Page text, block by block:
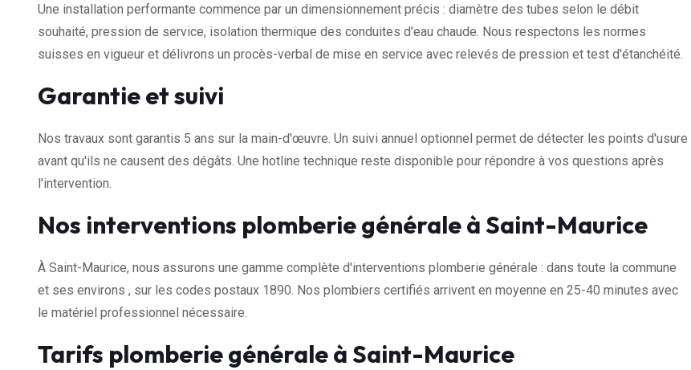
Une installation performante commence par un dimensionnement précis : diamètre des tubes selon le débit
souhaité, pression de service, isolation thermique des conduites d'eau chaude. Nous respectons les normes
suisses en vigueur et délivrons un procès-verbal de mise en service avec relevés de pression et test d'étanchéité.
Garantie et suivi
Nos travaux sont garantis 5 ans sur la main-d'œuvre. Un suivi annuel optionnel permet de détecter les points d'usure
avant qu'ils ne causent des dégâts. Une hotline technique reste disponible pour répondre à vos questions après
l'intervention.
Nos interventions plomberie générale à Saint-Maurice
À Saint-Maurice, nous assurons une gamme complète d'interventions plomberie générale : dans toute la commune
et ses environs , sur les codes postaux 1890. Nos plombiers certifiés arrivent en moyenne en 25-40 minutes avec
le matériel professionnel nécessaire.
Tarifs plomberie générale à Saint-Maurice